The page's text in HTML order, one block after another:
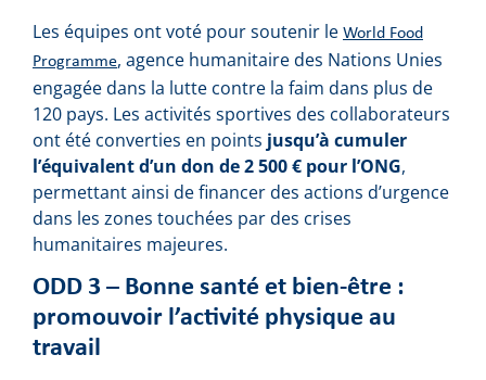
Les équipes ont voté pour soutenir le World Food
Programme, agence humanitaire des Nations Unies
engagée dans la lutte contre la faim dans plus de
120 pays. Les activités sportives des collaborateurs
ont été converties en points jusqu’à cumuler
l’équivalent d’un don de 2 500 € pour l’ONG,
permettant ainsi de financer des actions d’urgence
dans les zones touchées par des crises
humanitaires majeures.
ODD 3 – Bonne santé et bien-être :
promouvoir l’activité physique au
travail